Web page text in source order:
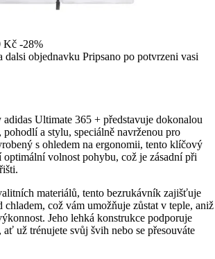
Kč -28%
dalsi objednavku Pripsano po potvrzeni vasi
Ultimate 365 + představuje dokonalou
a stylu, speciálně navrženou pro
s ohledem na ergonomii, tento klíčový
volnost pohybu, což je zásadní při
materiálů, tento bezrukávník zajišťuje
což vám umožňuje zůstat v teple, aniž
Jeho lehká konstrukce podporuje
už trénujete svůj švih nebo se přesouváte